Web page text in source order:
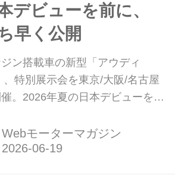
デビューを前に、
早く公開
ン搭載車の新型「アウディ
、特別展示会を東京/大阪/名古屋
。2026年夏の日本デビューを前
年夏に日本で発売予定のアッ
ミディアム モデル、新型「A6」
Webモーターマガジン